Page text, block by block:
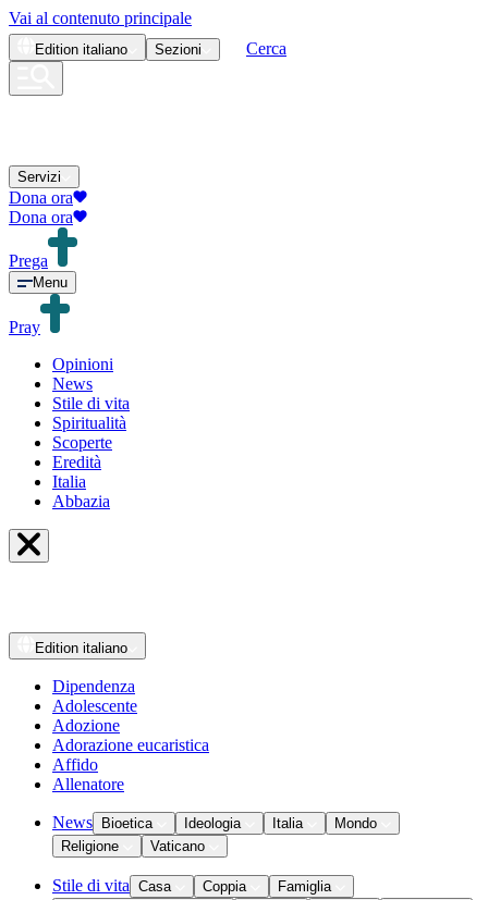
Vai al contenuto principale
Edition italiano Sezioni Cerca
Servizi
Dona ora
Dona ora
Prega
Menu
Pray
Opinioni
News
Stile di vita
Spiritualità
Scoperte
Eredità
Italia
Abbazia
Edition italiano
Dipendenza
Adolescente
Adozione
Adorazione eucaristica
Affido
Allenatore
News Bioetica Ideologia Italia
Mondo
Religione
Vaticano
Stile di vita Casa Coppia
Famiglia